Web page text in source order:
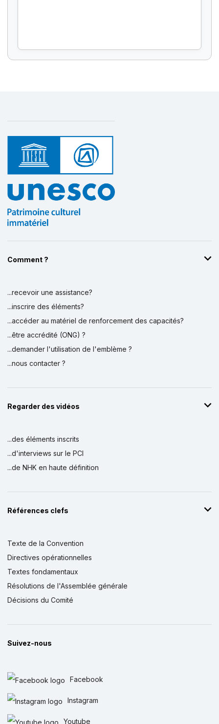
Comment ?
...recevoir une assistance?
...inscrire des éléments?
...accéder au matériel de renforcement des capacités?
...être accrédité (ONG) ?
...demander l'utilisation de l'emblème ?
...nous contacter ?
Regarder des vidéos
...des éléments inscrits
...d'interviews sur le PCI
...de NHK en haute définition
Références clefs
Texte de la Convention
Directives opérationnelles
Textes fondamentaux
Résolutions de l'Assemblée générale
Décisions du Comité
Suivez-nous
Facebook
Instagram
Youtube